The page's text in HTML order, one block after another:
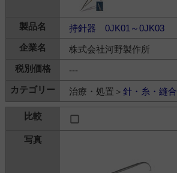
持針器 0JK01～0JK03
株式会社河野製作所
---
治療・処置＞ 針・糸・縫合